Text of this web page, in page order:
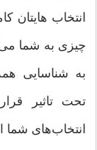
انتخاب هایتان
چیزی به شما
به شناسایی
تحت تاثیر
انتخاب‌های شما